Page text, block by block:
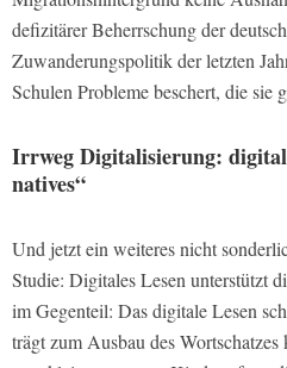
defizitärer Beherrschung der
Zuwanderungspolitik der letzten
Schulen Probleme beschert, die sie
Irrweg Digitalisierung:
natives“
Und jetzt ein weiteres nicht
Studie: Digitales Lesen unterstützt
im Gegenteil: Das digitale Lesen
trägt zum Ausbau des